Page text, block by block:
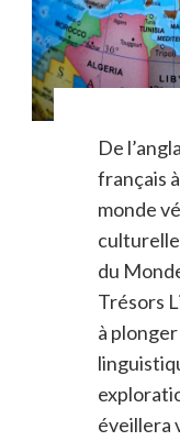
De
français
monde
du
Trésors
à
éveillera